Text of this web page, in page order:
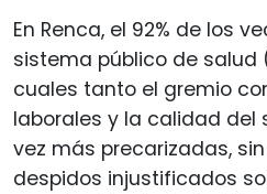
En Renca, el 92% de los
sistema público de salud
cuales tanto el gremio
laborales y la calidad del
vez más precarizadas,
despidos injustificados